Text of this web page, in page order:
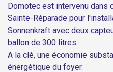
Domotec est intervenu dans
Sainte-Réparade pour
Sonnenkraft avec deux
ballon de 300 litres.
A la clé, une économie
énergétique du foyer.